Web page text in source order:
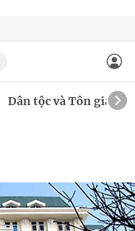
Dân tộc và Tôn giáo